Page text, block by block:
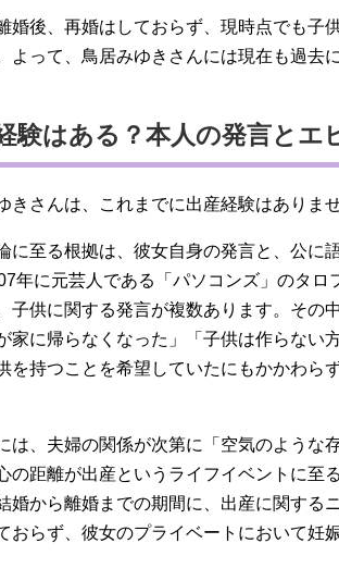
婚後、再婚はしておらず、現時点でも子
よって、鳥居みゆきさんには現在も過去
験はある？本人の発言とエ
きさんは、これまでに出産経験はありませ
に至る根拠は、彼女自身の発言と、公に
年に元芸人である「パソコンズ」のタ
子供に関する発言が複数あります。その
家に帰らなくなった」「子供は作らない
を持つことを希望していたにもかかわら
は、夫婦の関係が次第に「空気のような
の距離が出産というライフイベントに至
婚から離婚までの期間に、出産に関する
おらず、彼女のプライベートにおいて妊